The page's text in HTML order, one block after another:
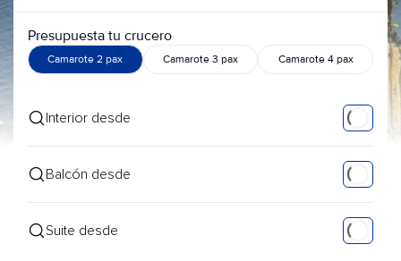
Presupuesta tu crucero
Camarote 2 pax Camarote 3 pax Camarote 4 pax
Interior desde
Balcón desde
Suite desde